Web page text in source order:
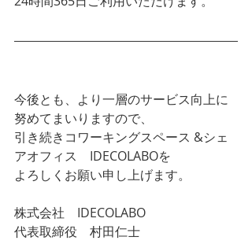
今後とも、より一層のサービス向上に
努めてまいりますので、
引き続きコワーキングスペース &シェ
アオフィス　IDECOLABOを
よろしくお願い申し上げます。
株式会社　IDECOLABO
代表取締役　村田仁士